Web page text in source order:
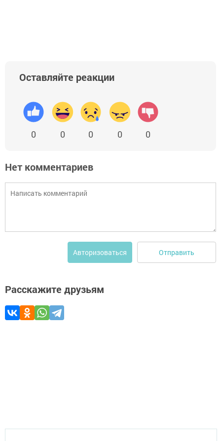
Оставляйте реакции
0 0 0 0 0
Нет комментариев
Авторизоваться Отправить
Расскажите друзьям